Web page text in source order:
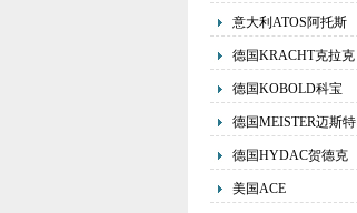
意大利ATOS阿托斯
德国KRACHT克拉克
德国KOBOLD科宝
德国MEISTER迈斯特
德国HYDAC贺德克
美国ACE